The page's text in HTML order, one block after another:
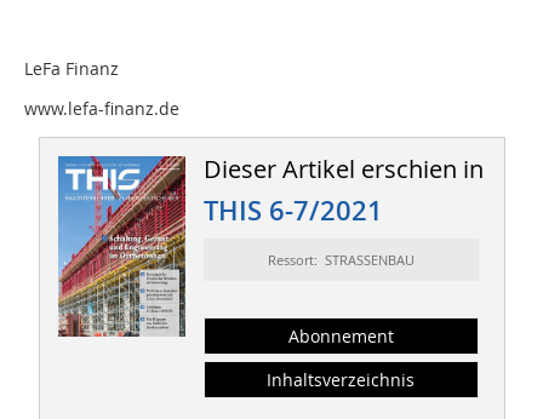
LeFa Finanz
www.lefa-finanz.de
Dieser Artikel erschien in
THIS 6-7/2021
Ressort: STRASSENBAU
Abonnement
Inhaltsverzeichnis